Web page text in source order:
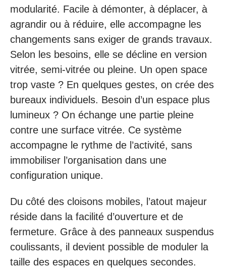
modularité. Facile à démonter, à déplacer, à
agrandir ou à réduire, elle accompagne les
changements sans exiger de grands travaux.
Selon les besoins, elle se décline en version
vitrée, semi-vitrée ou pleine. Un open space
trop vaste ? En quelques gestes, on crée des
bureaux individuels. Besoin d’un espace plus
lumineux ? On échange une partie pleine
contre une surface vitrée. Ce système
accompagne le rythme de l’activité, sans
immobiliser l’organisation dans une
configuration unique.
Du côté des cloisons mobiles, l’atout majeur
réside dans la facilité d’ouverture et de
fermeture. Grâce à des panneaux suspendus
coulissants, il devient possible de moduler la
taille des espaces en quelques secondes.